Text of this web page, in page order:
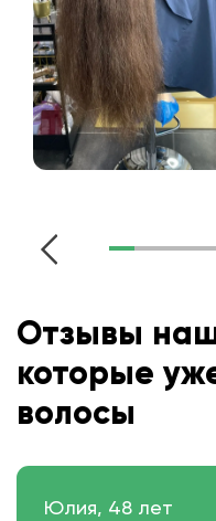
Отзывы
которые
волосы
Юлия, 48 лет